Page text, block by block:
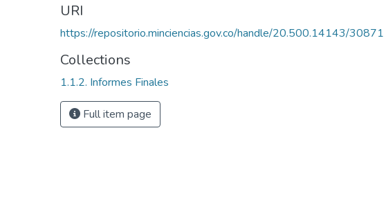
URI
https://repositorio.minciencias.gov.co/handle/20.500.14143/30871
Collections
1.1.2. Informes Finales
Full item page